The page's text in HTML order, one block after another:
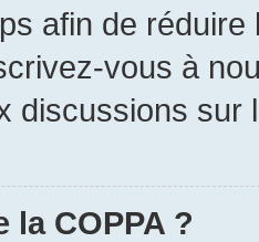
afin de
vous à
discussions sur
la COPPA ?